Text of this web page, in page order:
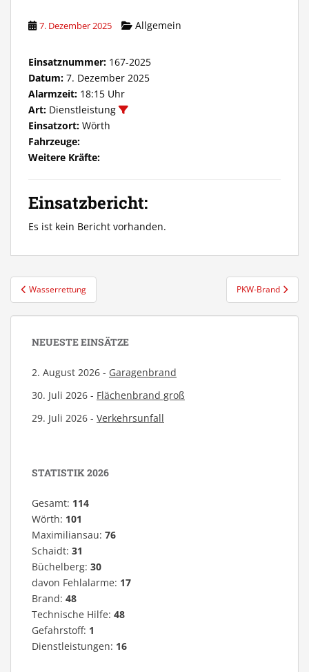
7. Dezember 2025 Allgemein
Einsatznummer: 167-2025
Datum: 7. Dezember 2025
Alarmzeit: 18:15 Uhr
Art: Dienstleistung
Einsatzort: Wörth
Fahrzeuge:
Weitere Kräfte:
Einsatzbericht:
Es ist kein Bericht vorhanden.
Beitragsnavigation
Wasserrettung PKW-Brand
NEUESTE EINSÄTZE
2. August 2026 - Garagenbrand
30. Juli 2026 - Flächenbrand groß
29. Juli 2026 - Verkehrsunfall
STATISTIK 2026
Gesamt: 114
Wörth: 101
Maximiliansau: 76
Schaidt: 31
Büchelberg: 30
davon Fehlalarme: 17
Brand: 48
Technische Hilfe: 48
Gefahrstoff: 1
Dienstleistungen: 16